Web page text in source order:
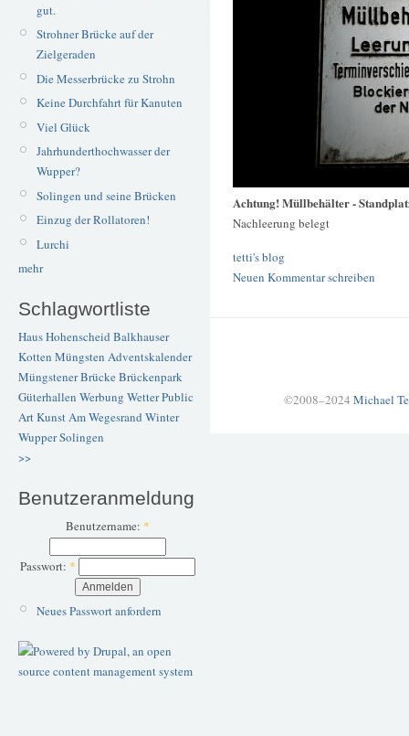
gut.
Strohner Brücke auf der
Zielgeraden
Die Messerbrücke zu Strohn
Keine Durchfahrt für Kanuten
Viel Glück
Jahrhunderthochwasser der
Wupper?
Solingen und seine Brücken
Einzug der Rollatoren!
Lurchi
mehr
Schlagwortliste
Haus Hohenscheid Balkhauser
Kotten Müngsten Adventskalender
Müngstener BrückeBrückenpark
Güterhallen Werbung WetterPublic
ArtKunstAm Wegesrand Winter
WupperSolingen
>>
Benutzeranmeldung
Benutzername: *
Passwort: *
Neues Passwort anfordern
Achtung! Müllbehälter -
Nachleerung belegt
tetti's blog
Neuen Kommentar schreiben
©2008–2024 Michael